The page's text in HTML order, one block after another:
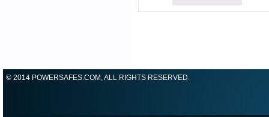
© 2014 POWERSAFES.COM, ALL RIGHTS RESERVED.